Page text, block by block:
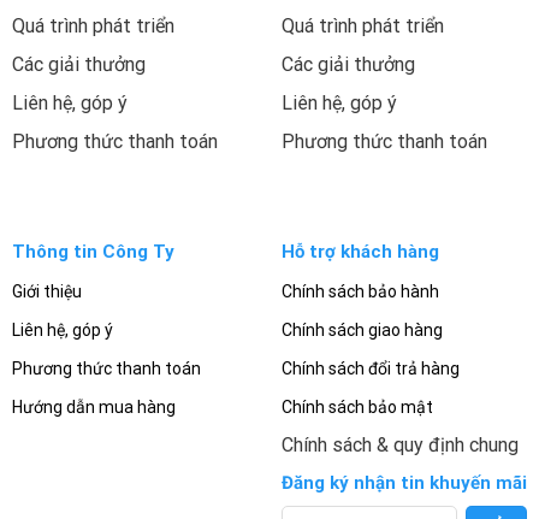
Quá trình phát triển
Các giải thưởng
Liên hệ, góp ý
Phương thức thanh toán
Quá trình phát triển
Các giải thưởng
Liên hệ, góp ý
Phương thức thanh toán
Thông tin Công Ty
Giới thiệu
Liên hệ, góp ý
Phương thức thanh toán
Hướng dẫn mua hàng
Hỗ trợ khách hàng
Chính sách bảo hành
Chính sách giao hàng
Chính sách đổi trả hàng
Chính sách bảo mật
Chính sách & quy định chung
Đăng ký nhận tin khuyến mãi